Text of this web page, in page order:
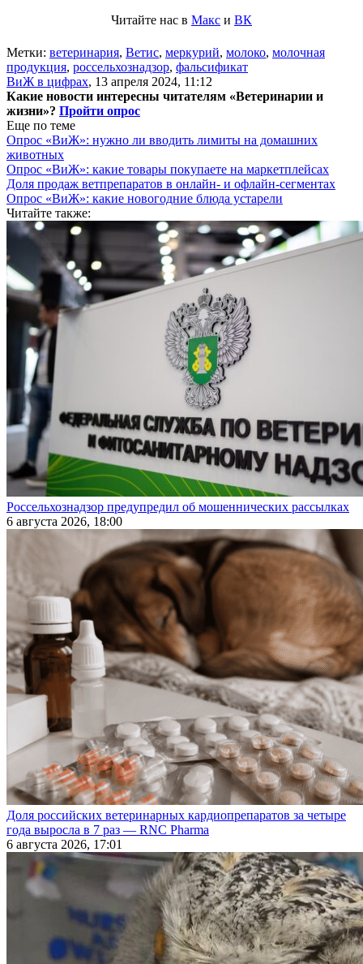
Читайте нас в Макс и ВК
Метки: ветеринария, Ветис, меркурий, молоко, молочная
продукция, россельхознадзор, фальсификат
ВиЖ в цифрах, 13 апреля 2024, 11:12
Какие новости интересны читателям «Ветеринарии и
жизни»? Пройти опрос
Еще по теме
Опрос «ВиЖ»: нужно ли вводить лимиты на домашних
животных
Опрос «ВиЖ»: какие товары покупаете на маркетплейсах
Доля продаж ветпрепаратов в онлайн- и офлайн-сегментах
Опрос «ВиЖ»: какие новогодние блюда устарели
Читайте также:
Россельхознадзор предупредил об мошеннических рассылках
6 августа 2026, 18:00
Доля российских ветеринарных кардиопрепаратов за четыре
года выросла в 7 раз — RNC Pharma
6 августа 2026, 17:01